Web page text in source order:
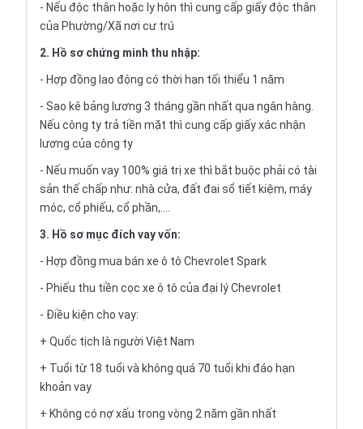
- Nếu độc thân hoặc ly hôn thì cung cấp giấy độc thân
của Phường/Xã nơi cư trú
2. Hồ sơ chứng minh thu nhập:
- Hợp đồng lao động có thời hạn tối thiểu 1 năm
- Sao kê bảng lương 3 tháng gần nhất qua ngân hàng.
Nếu công ty trả tiền mặt thì cung cấp giấy xác nhận
lương của công ty
- Nếu muốn vay 100% giá trị xe thì bắt buộc phải có tài
sản thế chấp như: nhà cửa, đất đai sổ tiết kiệm, máy
móc, cổ phiếu, cổ phần,....
3. Hồ sơ mục đích vay vốn:
- Hợp đồng mua bán xe ô tô Chevrolet Spark
- Phiếu thu tiền cọc xe ô tô của đại lý Chevrolet
- Điều kiện cho vay:
+ Quốc tịch là người Việt Nam
+ Tuổi từ 18 tuổi và không quá 70 tuổi khi đáo hạn
khoản vay
+ Không có nợ xấu trong vòng 2 năm gần nhất